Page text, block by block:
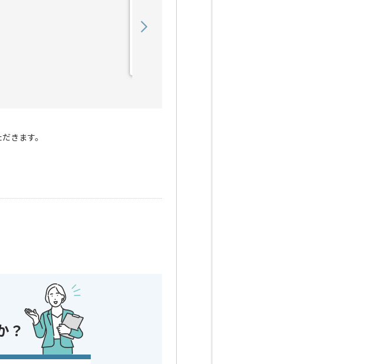
きます。
気軽にご相談ください！
？